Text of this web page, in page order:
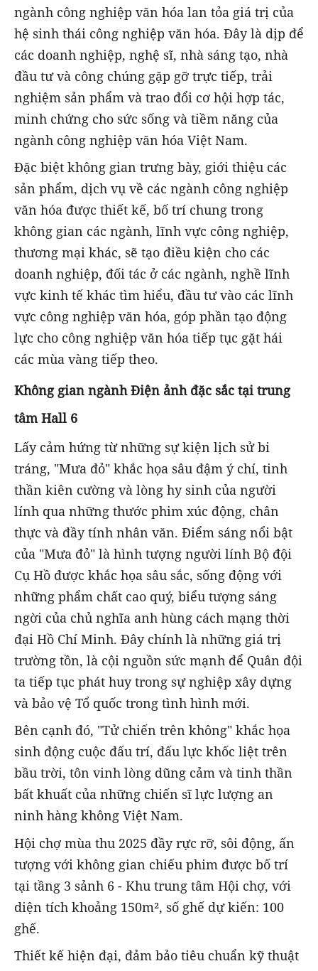
ngành công nghiệp văn hóa lan tỏa giá trị của
hệ sinh thái công nghiệp văn hóa. Đây là dịp để
các doanh nghiệp, nghệ sĩ, nhà sáng tạo, nhà
đầu tư và công chúng gặp gỡ trực tiếp, trải
nghiệm sản phẩm và trao đổi cơ hội hợp tác,
minh chứng cho sức sống và tiềm năng của
ngành công nghiệp văn hóa Việt Nam.
Đặc biệt không gian trưng bày, giới thiệu các
sản phẩm, dịch vụ về các ngành công nghiệp
văn hóa được thiết kế, bố trí chung trong
không gian các ngành, lĩnh vực công nghiệp,
thương mại khác, sẽ tạo điều kiện cho các
doanh nghiệp, đối tác ở các ngành, nghề lĩnh
vực kinh tế khác tìm hiểu, đầu tư vào các lĩnh
vực công nghiệp văn hóa, góp phần tạo động
lực cho công nghiệp văn hóa tiếp tục gặt hái
các mùa vàng tiếp theo.
Không gian ngành Điện ảnh đặc sắc tại trung
tâm Hall 6
Lấy cảm hứng từ những sự kiện lịch sử bi
tráng, "Mưa đỏ" khắc họa sâu đậm ý chí, tinh
thần kiên cường và lòng hy sinh của người
lính qua những thước phim xúc động, chân
thực và đầy tính nhân văn. Điểm sáng nổi bật
của "Mưa đỏ" là hình tượng người lính Bộ đội
Cụ Hồ được khắc họa sâu sắc, sống động với
những phẩm chất cao quý, biểu tượng sáng
ngời của chủ nghĩa anh hùng cách mạng thời
đại Hồ Chí Minh. Đây chính là những giá trị
trường tồn, là cội nguồn sức mạnh để Quân đội
ta tiếp tục phát huy trong sự nghiệp xây dựng
và bảo vệ Tổ quốc trong tình hình mới.
Bên cạnh đó, "Tử chiến trên không" khắc họa
sinh động cuộc đấu trí, đấu lực khốc liệt trên
bầu trời, tôn vinh lòng dũng cảm và tinh thần
bất khuất của những chiến sĩ lực lượng an
ninh hàng không Việt Nam.
Hội chợ mùa thu 2025 đầy rực rỡ, sôi động, ấn
tượng với không gian chiếu phim được bố trí
tại tầng 3 sảnh 6 - Khu trung tâm Hội chợ, với
diện tích khoảng 150m², số ghế dự kiến: 100
ghế.
Thiết kế hiện đại, đảm bảo tiêu chuẩn kỹ thuật